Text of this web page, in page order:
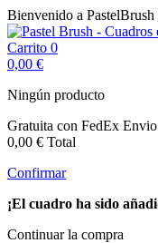
Bienvenido a PastelBrush
Carrito 0
0,00 €
Ningún producto
Gratuita con FedEx Envio
0,00 € Total
Confirmar
¡El cuadro ha sido
Continuar la compra